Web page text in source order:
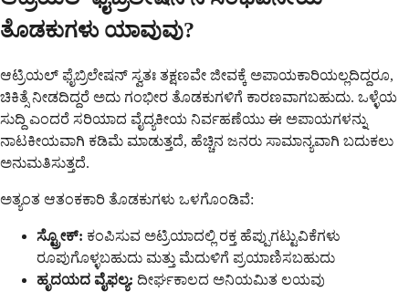
ತೊಡಕುಗಳು ಯಾವುವು?
ಆಟ್ರಿಯಲ್ ಫೈಬ್ರಿಲೇಷನ್ ಸ್ವತಃ ತಕ್ಷಣವೇ ಜೀವಕ್ಕೆ ಅಪಾಯಕಾರಿಯಲ್ಲದಿದ್ದರೂ,
ಚಿಕಿತ್ಸೆ ನೀಡದಿದ್ದರೆ ಅದು ಗಂಭೀರ ತೊಡಕುಗಳಿಗೆ ಕಾರಣವಾಗಬಹುದು. ಒಳ್ಳೆಯ
ಸುದ್ದಿ ಎಂದರೆ ಸರಿಯಾದ ವೈದ್ಯಕೀಯ ನಿರ್ವಹಣೆಯು ಈ ಅಪಾಯಗಳನ್ನು
ನಾಟಕೀಯವಾಗಿ ಕಡಿಮೆ ಮಾಡುತ್ತದೆ, ಹೆಚ್ಚಿನ ಜನರು ಸಾಮಾನ್ಯವಾಗಿ ಬದುಕಲು
ಅನುಮತಿಸುತ್ತದೆ.
ಅತ್ಯಂತ ಆತಂಕಕಾರಿ ತೊಡಕುಗಳು ಒಳಗೊಂಡಿವೆ:
ಸ್ಟ್ರೋಕ್: ಕಂಪಿಸುವ ಅಟ್ರಿಯಾದಲ್ಲಿ ರಕ್ತ ಹೆಪ್ಪುಗಟ್ಟುವಿಕೆಗಳು
ರೂಪುಗೊಳ್ಳಬಹುದು ಮತ್ತು ಮೆದುಳಿಗೆ ಪ್ರಯಾಣಿಸಬಹುದು
ಹೃದಯದ ವೈಫಲ್ಯ: ದೀರ್ಘಕಾಲದ ಅನಿಯಮಿತ ಲಯವು